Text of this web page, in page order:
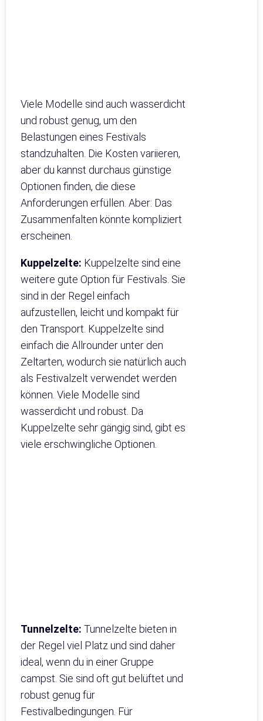
Viele Modelle sind auch wasserdicht
und robust genug, um den
Belastungen eines Festivals
standzuhalten. Die Kosten variieren,
aber du kannst durchaus günstige
Optionen finden, die diese
Anforderungen erfüllen. Aber: Das
Zusammenfalten könnte kompliziert
erscheinen.
Kuppelzelte: Kuppelzelte sind eine
weitere gute Option für Festivals. Sie
sind in der Regel einfach
aufzustellen, leicht und kompakt für
den Transport. Kuppelzelte sind
einfach die Allrounder unter den
Zeltarten, wodurch sie natürlich auch
als Festivalzelt verwendet werden
können. Viele Modelle sind
wasserdicht und robust. Da
Kuppelzelte sehr gängig sind, gibt es
viele erschwingliche Optionen.
Tunnelzelte: Tunnelzelte bieten in
der Regel viel Platz und sind daher
ideal, wenn du in einer Gruppe
campst. Sie sind oft gut belüftet und
robust genug für
Festivalbedingungen. Für